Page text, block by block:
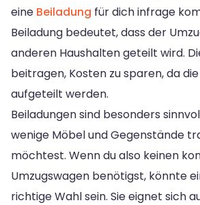
eine Beiladung für dich infrage
Beiladung bedeutet, dass der
anderen Haushalten geteilt wird.
beitragen, Kosten zu sparen, da
aufgeteilt werden.
Beiladungen sind besonders
wenige Möbel und Gegenstände
möchtest. Wenn du also keinen
Umzugswagen benötigst, könnte
richtige Wahl sein. Sie eignet sich